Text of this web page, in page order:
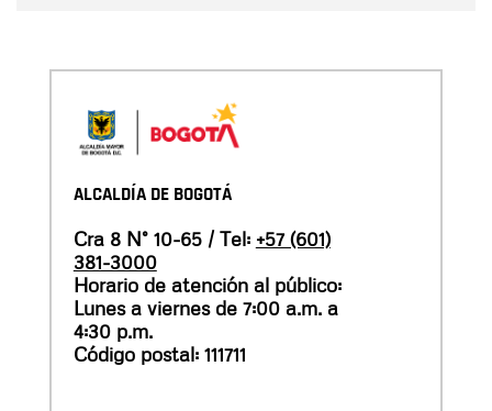
ALCALDÍA DE BOGOTÁ
Cra 8 N° 10-65 / Tel: +57 (601)
381-3000
Horario de atención al público:
Lunes a viernes de 7:00 a.m. a
4:30 p.m.
Código postal: 111711